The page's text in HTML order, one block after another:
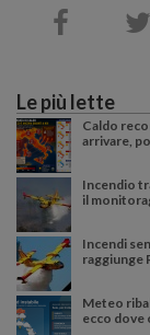
Le più lette
Caldo
arrivare,
Incendio
il
Incendi
raggiunge
Meteo
ecco dove